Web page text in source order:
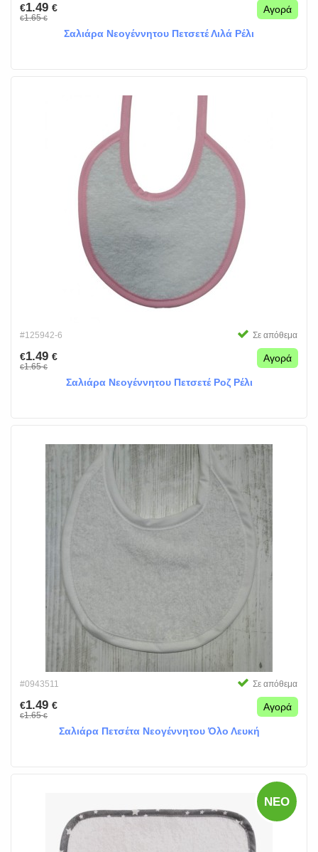
€1.49 €
€1.65€
Αγορά
Σαλιάρα Νεογέννητου Πετσετέ Λιλά Ρέλι
#125942-6 Σε απόθεμα
€1.49 €
€1.65€
Αγορά
Σαλιάρα Νεογέννητου Πετσετέ Ροζ Ρέλι
#0943511 Σε απόθεμα
€1.49 €
€1.65€
Αγορά
Σαλιάρα Πετσέτα Νεογέννητου Όλο Λευκή
ΝΈΟ